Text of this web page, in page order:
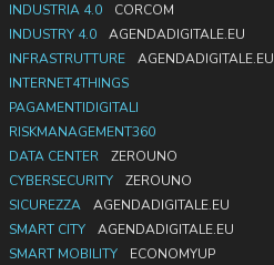
INDUSTRIA 4.0
CORCOM
INDUSTRY 4.0
AGENDADIGITALE.EU
INFRASTRUTTURE
AGENDADIGITALE.EU
INTERNET4THINGS
PAGAMENTIDIGITALI
RISKMANAGEMENT360
DATA CENTER
ZEROUNO
CYBERSECURITY
ZEROUNO
SICUREZZA
AGENDADIGITALE.EU
SMART CITY
AGENDADIGITALE.EU
SMART MOBILITY
ECONOMYUP